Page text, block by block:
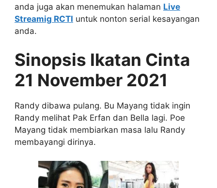
anda juga akan menemukan halaman Live
Streamig RCTI untuk nonton serial kesayangan
anda.
Sinopsis Ikatan Cinta
21 November 2021
Randy dibawa pulang. Bu Mayang tidak ingin
Randy melihat Pak Erfan dan Bella lagi. Poe
Mayang tidak membiarkan masa lalu Randy
membayangi dirinya.